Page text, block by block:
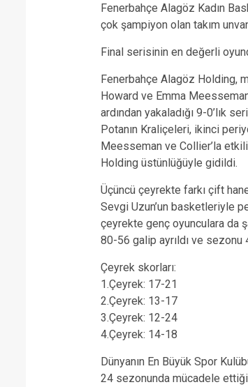
Fenerbahçe Alagöz Kadın
çok şampiyon olan takım
Final serisinin en değerli
Fenerbahçe Alagöz Holding,
Howard ve Emma
ardından yakaladığı 9-0’lık
Potanın Kraliçeleri, ikinci
Meesseman ve Collier’la
Holding üstünlüğüyle gidildi.
Üçüncü çeyrekte farkı çift
Sevgi Uzun’un basketleriyle
çeyrekte genç oyunculara da
80-56 galip ayrıldı ve sezonu
Çeyrek skorları:
1.Çeyrek: 17-21
2.Çeyrek: 13-17
3.Çeyrek: 12-24
4.Çeyrek: 14-18
Dünyanın En Büyük Spor
24 sezonunda mücadele ettiği